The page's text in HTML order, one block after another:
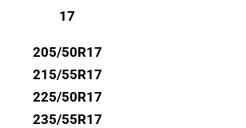
17
205/50R17
215/55R17
225/50R17
235/55R17